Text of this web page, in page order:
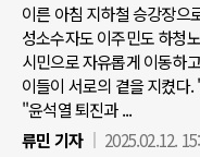
이른 아침 지하철 승강장으
성소수자도 이주민도 하청
시민으로 자유롭게 이동하
이들이 서로의 곁을 지켰다
"윤석열 퇴진과 ...
류민 기자
2025.02.12.